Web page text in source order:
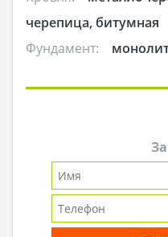
черепица, битумная
Фундамент: